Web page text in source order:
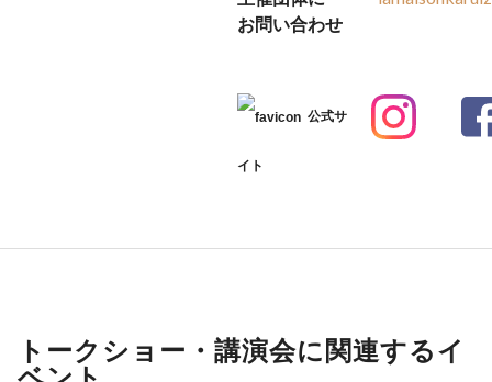
お問い合わせ
公式サ
イト
トークショー・講演会に関連するイ